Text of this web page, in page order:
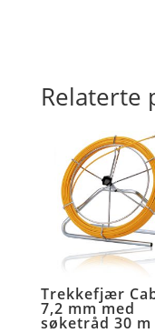
Relaterte
Trekkefjær
7,2 mm med
søketråd 30 m